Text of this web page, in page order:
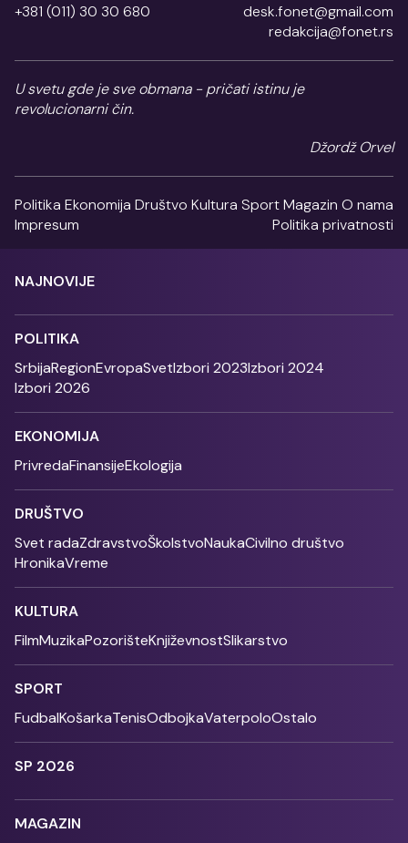
+381 (011) 30 30 680
desk.fonet@gmail.com
redakcija@fonet.rs
U svetu gde je sve obmana - pričati istinu je
revolucionarni čin.
Džordž Orvel
Politika Ekonomija Društvo Kultura SportMagazin O nama
Impresum
Politika privatnosti
NAJNOVIJE
POLITIKA
SrbijaRegionEvropaSvetIzbori 2023Izbori 2024
Izbori 2026
EKONOMIJA
PrivredaFinansijeEkologija
DRUŠTVO
Svet radaZdravstvoŠkolstvoNaukaCivilno društvo
HronikaVreme
KULTURA
FilmMuzikaPozorišteKnjiževnostSlikarstvo
SPORT
FudbalKošarkaTenisOdbojkaVaterpoloOstalo
SP 2026
MAGAZIN